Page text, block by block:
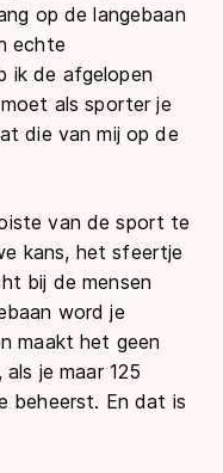
op de langebaan
echte
ik de afgelopen
als sporter je
die van mij op de
van de sport te
kans, het sfeertje
bij de mensen
word je
maakt het geen
je maar 125
beheerst. En dat is